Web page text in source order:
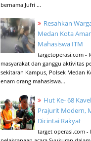
bernama Jufri ...
Resahkan
Medan Kota
Mahasiswa ITM
targetoperasi.com -
masyarakat dan ganggu aktivitas
sekitaran Kampus, Polsek Medan
enam orang mahasiswa...
Hut Ke- 68
Prajurit Modern,
Dicintai Rakyat
target operasi.com -